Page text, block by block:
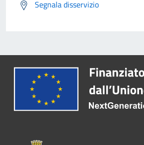
Segnala disservizio